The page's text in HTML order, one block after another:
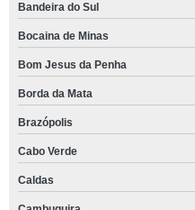
Bandeira do Sul
Bocaina de Minas
Bom Jesus da Penha
Borda da Mata
Brazópolis
Cabo Verde
Caldas